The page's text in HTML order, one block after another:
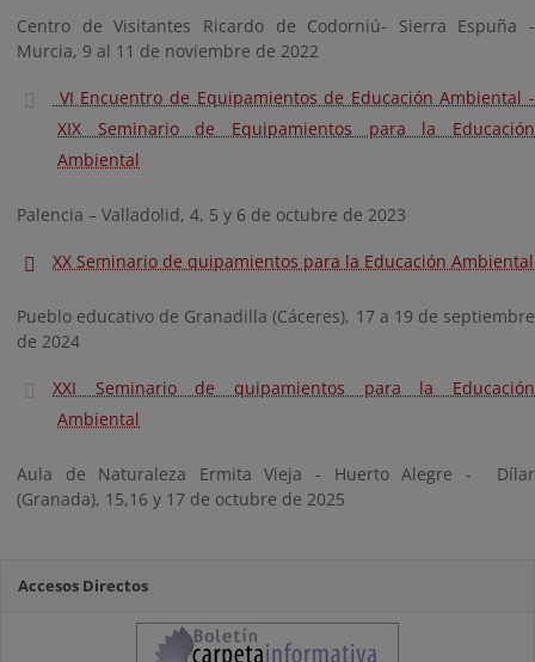
Centro de Visitantes Ricardo de Codorniú- Sierra Espuña -
Murcia, 9 al 11 de noviembre de 2022
VI Encuentro de Equipamientos de Educación Ambiental -
XIX Seminario de Equipamientos para la Educación
Ambiental
Palencia – Valladolid, 4, 5 y 6 de octubre de 2023
XX Seminario de quipamientos para la Educación Ambiental
Pueblo educativo de Granadilla (Cáceres), 17 a 19 de septiembre
de 2024
XXI Seminario de quipamientos para la Educación
Ambiental
Aula de Naturaleza Ermita Vieja - Huerto Alegre - Dílar
(Granada), 15,16 y 17 de octubre de 2025
Accesos Directos